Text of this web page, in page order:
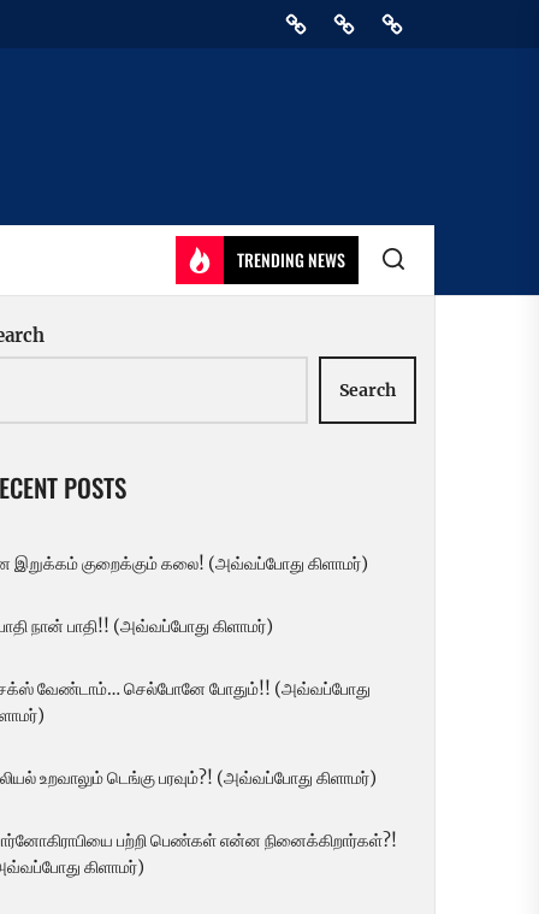
HomePrivacyAthirady
TRENDING NEWS
Search
POSTS
இறுக்கம் குறைக்கும் கலை! (அவ்வப்போது கிளாமர்)
நான் பாதி!! (அவ்வப்போது கிளாமர்)
வேண்டாம்… செல்போனே போதும்!! (அவ்வப்போது
உறவாலும் டெங்கு பரவும்?! (அவ்வப்போது கிளாமர்)
பற்றி பெண்கள் என்ன நினைக்கிறார்கள்?!
கிளாமர்)